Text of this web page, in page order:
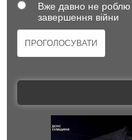
Вже давно не роблю
завершення війни